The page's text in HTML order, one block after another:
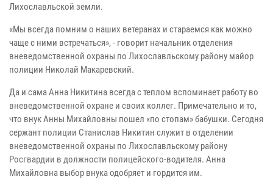
Лихославльской земли.
«Мы всегда помним о наших ветеранах и стараемся как можно
чаще с ними встречаться», - говорит начальник отделения
вневедомственной охраны по Лихославльскому району майор
полиции Николай Макаревский.
Да и сама Анна Никитина всегда с теплом вспоминает работу во
вневедомственной охране и своих коллег. Примечательно и то,
что внук Анны Михайловны пошел «по стопам» бабушки. Сегодня
сержант полиции Станислав Никитин служит в отделении
вневедомственной охраны по Лихославльскому району
Росгвардии в должности полицейского-водителя. Анна
Михайловна выбор внука одобряет и гордится им.